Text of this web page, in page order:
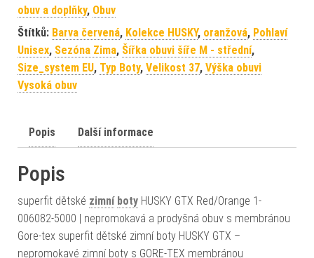
obuv a doplňky, Obuv
Štítků: Barva červená, Kolekce HUSKY, oranžová, Pohlaví
Unisex, Sezóna Zima, Šířka obuvi šíře M - střední,
Size_system EU, Typ Boty, Velikost 37, Výška obuvi
Vysoká obuv
Popis Další informace
Popis
superfit dětské zimní boty HUSKY GTX Red/Orange 1-
006082-5000 | nepromokavá a prodyšná obuv s membránou
Gore-tex superfit dětské zimní boty HUSKY GTX –
nepromokavé zimní boty s GORE-TEX membránou